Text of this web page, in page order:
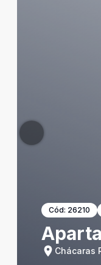
Cód: 26210
Chácaras